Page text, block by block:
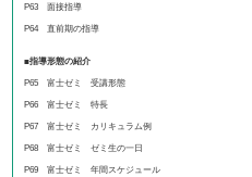
P63 面接指導
P64 直前期の指導
■指導形態の紹介
P65 富士ゼミ 受講形態
P66 富士ゼミ 特長
P67 富士ゼミ カリキュラム例
P68 富士ゼミ ゼミ生の一日
P69 富士ゼミ 年間スケジュール